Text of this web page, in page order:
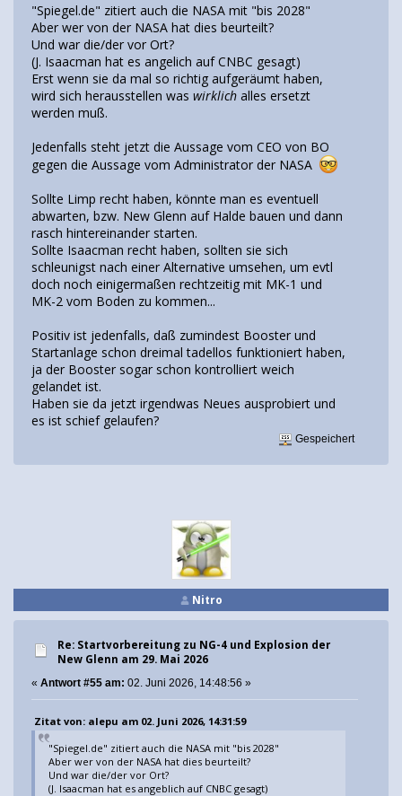
"Spiegel.de" zitiert auch die NASA mit "bis 2028"
Aber wer von der NASA hat dies beurteilt?
Und war die/der vor Ort?
(J. Isaacman hat es angelich auf CNBC gesagt)
Erst wenn sie da mal so richtig aufgeräumt haben,
wird sich herausstellen was wirklich alles ersetzt
werden muß.
Jedenfalls steht jetzt die Aussage vom CEO von BO
gegen die Aussage vom Administrator der NASA
Sollte Limp recht haben, könnte man es eventuell
abwarten, bzw. New Glenn auf Halde bauen und dann
rasch hintereinander starten.
Sollte Isaacman recht haben, sollten sie sich
schleunigst nach einer Alternative umsehen, um evtl
doch noch einigermaßen rechtzeitig mit MK-1 und
MK-2 vom Boden zu kommen...
Positiv ist jedenfalls, daß zumindest Booster und
Startanlage schon dreimal tadellos funktioniert haben,
ja der Booster sogar schon kontrolliert weich
gelandet ist.
Haben sie da jetzt irgendwas Neues ausprobiert und
es ist schief gelaufen?
Gespeichert
Nitro
Re: Startvorbereitung zu NG-4 und Explosion der
New Glenn am 29. Mai 2026
« Antwort #55 am: 02. Juni 2026, 14:48:56 »
Zitat von: alepu am 02. Juni 2026, 14:31:59
"Spiegel.de" zitiert auch die NASA mit "bis 2028"
Aber wer von der NASA hat dies beurteilt?
Und war die/der vor Ort?
(J. Isaacman hat es angeblich auf CNBC gesagt)